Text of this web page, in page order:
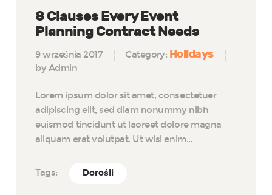
8 Clauses Every Event
Planning Contract Needs
9 września 2017 Category: Holidays
by Admin
Lorem ipsum dolor sit amet, consectetuer
adipiscing elit, sed diam nonummy nibh
euismod tincidunt ut laoreet dolore magna
aliquam erat volutpat. Ut wisi enim…
Tags: Dorośli